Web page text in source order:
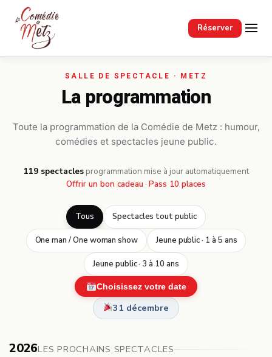
Réserver
Passer au contenu principal
La programmation
Toute la programmation de la Comédie de Metz : humour,
comédies et spectacles jeune public.
119 spectacles· programmation mise à jour automatiquement
Offrir un bon cadeau · Pass 10 places
Tous Spectacles tout public
One man / One woman show Jeune public · 1 à 5 ans
Jeune public · 3 à 10 ans
Choisissez votre date
31 décembre
2026LES PROCHAINS SPECTACLES